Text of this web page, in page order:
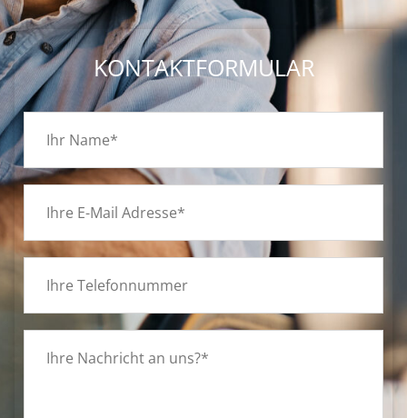
KONTAKTFORMULAR